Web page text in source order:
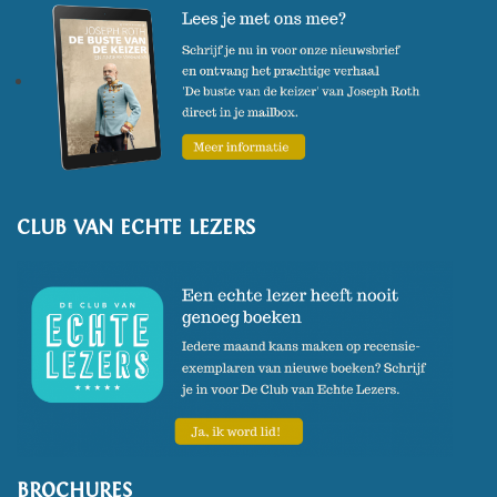
Verschillende van zijn romans
werden verfilmd in
internationale producties.
Zijn nieuwe roman Bechamel
mucho
CLUB VAN ECHTE LEZERS
BROCHURES